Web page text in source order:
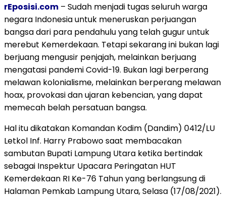
rEposisi.com – Sudah menjadi tugas seluruh warga
negara Indonesia untuk meneruskan perjuangan
bangsa dari para pendahulu yang telah gugur untuk
merebut Kemerdekaan. Tetapi sekarang ini bukan lagi
berjuang mengusir penjajah, melainkan berjuang
mengatasi pandemi Covid-19. Bukan lagi berperang
melawan kolonialisme, melainkan berperang melawan
hoax, provokasi dan ujaran kebencian, yang dapat
memecah belah persatuan bangsa.
Hal itu dikatakan Komandan Kodim (Dandim) 0412/LU
Letkol Inf. Harry Prabowo saat membacakan
sambutan Bupati Lampung Utara ketika bertindak
sebagai Inspektur Upacara Peringatan HUT
Kemerdekaan RI Ke-76 Tahun yang berlangsung di
Halaman Pemkab Lampung Utara, Selasa (17/08/2021).